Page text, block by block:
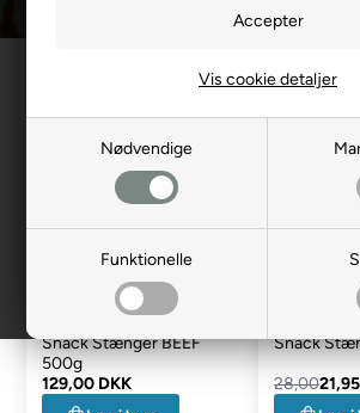
Nødvendige
Funktionelle
Vis cookie detaljer
Snack Stænger BEEF
500g
129,00 DKK
Snack
28,00